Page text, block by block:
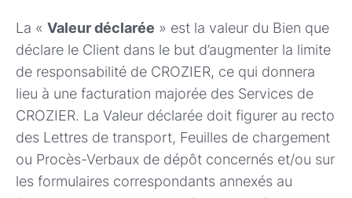
La « Valeur déclarée » est la valeur du Bien que
déclare le Client dans le but d’augmenter la limite
de responsabilité de CROZIER, ce qui donnera
lieu à une facturation majorée des Services de
CROZIER. La Valeur déclarée doit figurer au recto
des Lettres de transport, Feuilles de chargement
ou Procès-Verbaux de dépôt concernés et/ou sur
les formulaires correspondants annexés au